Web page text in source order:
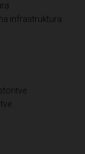
infrastruktura